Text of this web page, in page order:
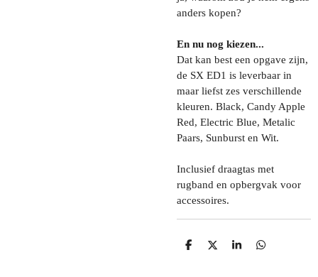
anders kopen?
En nu nog kiezen...
Dat kan best een opgave zijn,
de SX ED1 is leverbaar in
maar liefst zes verschillende
kleuren. Black, Candy Apple
Red, Electric Blue, Metalic
Paars, Sunburst en Wit.
Inclusief draagtas met
rugband en opbergvak voor
accessoires.
D
D
S
D